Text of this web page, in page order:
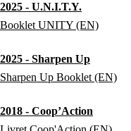
2025 - U.N.I.T.Y.
Booklet UNITY (EN)
2025 - Sharpen Up
Sharpen Up Booklet (EN)
2018 - Coop’Action